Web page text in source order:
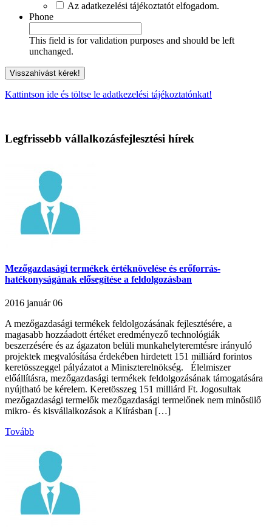
Az adatkezelési tájékoztatót elfogadom.
Phone
This field is for validation purposes and should be left
unchanged.
Kattintson ide és töltse le adatkezelési tájékoztatónkat!
Legfrissebb vállalkozásfejlesztési hírek
Mezőgazdasági termékek értéknövelése és erőforrás-
hatékonyságának elősegítése a feldolgozásban
2016 január 06
A mezőgazdasági termékek feldolgozásának fejlesztésére, a
magasabb hozzáadott értéket eredményező technológiák
beszerzésére és az ágazaton belüli munkahelyteremtésre irányuló
projektek megvalósítása érdekében hirdetett 151 milliárd forintos
keretösszeggel pályázatot a Miniszterelnökség. Élelmiszer
előállításra, mezőgazdasági termékek feldolgozásának támogatására
nyújtható be kérelem. Keretösszeg 151 milliárd Ft. Jogosultak
mezőgazdasági termelők mezőgazdasági termelőnek nem minősülő
mikro- és kisvállalkozások a Kiírásban […]
Tovább